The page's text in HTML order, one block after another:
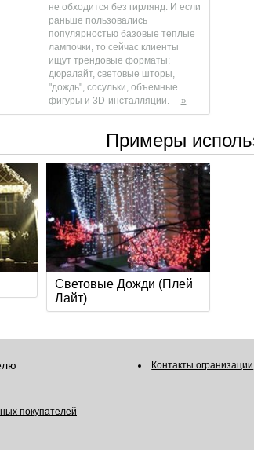
не обходится без гирлянд. И если
раньше пользовались
популярностью базовые теплые
лампочки, то сейчас клиенты
ищут трендовые форматы:
дюралайт, световые шторы,
"дождь", сосульки, объемные
фигуры и 3D-инсталляции.
»
Примеры
Световые Дожди (Плей
Лайт)
покупателей
Контакты огранизации